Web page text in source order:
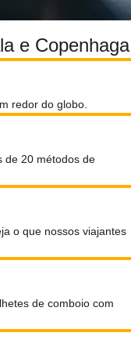
e Copenhaga
redor do globo.
de 20 métodos de
o que nossos viajantes
de comboio com